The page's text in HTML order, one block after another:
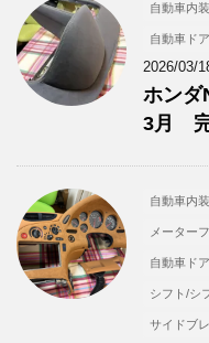
自動車内
自動車ド
2026/03/
ホンダ
3月 完
自動車内
メーター
自動車ド
シフト/シ
サイドブ